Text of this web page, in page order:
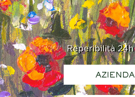
Reperibilità 24h
AZIENDA